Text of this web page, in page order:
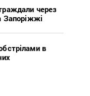
через
Запоріжжі
в